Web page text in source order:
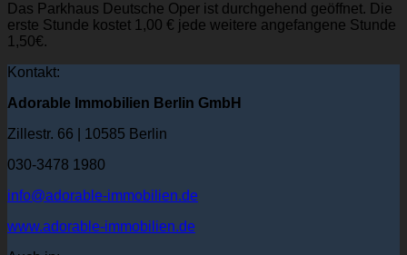
Das Parkhaus Deutsche Oper ist durchgehend geöffnet. Die
erste Stunde kostet 1,00 € jede weitere angefangene Stunde
1,50€.
Kontakt:
Adorable Immobilien Berlin GmbH
Zillestr. 66 | 10585 Berlin
030-3478 1980
info@adorable-immobilien.de
www.adorable-immobilien.de